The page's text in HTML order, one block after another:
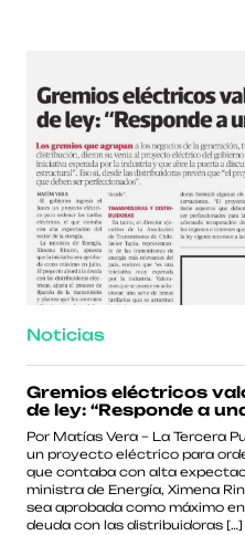
Noticias
Gremios eléctricos
de ley: “Responde a
Por Matías Vera – La Tercera
un proyecto eléctrico para
que contaba con alta
ministra de Energía, Ximena
sea aprobada como máximo
deuda con las distribuidoras […]